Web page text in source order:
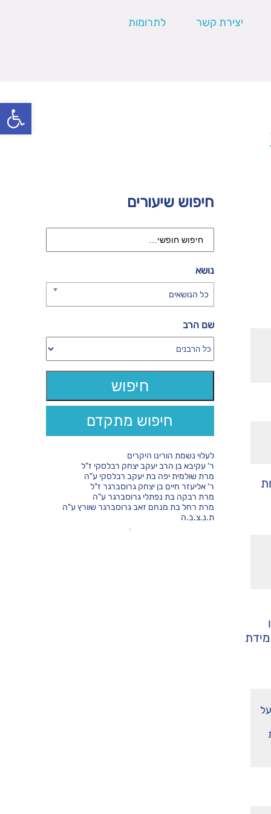
פתח
יצירת קשר לתרומות
חיפוש שיעורים
נושא
כל הנושאים
שם הרב
חיפוש מתקדם
לעלוי נשמת הורינו היקרים
ר' עקיבא בן הרב יעקב יצחק רבלסקי ז"ל
מרת שולמית יפה בת יעקב רבלסקי ע"ה
ר' אליעזר חיים בן יצחק גרוסברגר ז"ל
מרת רבקה בת נפתלי גרוסברגר ע"ה
מרת רחל בת מנחם זאב גרוסברגר שוורץ ע"ה
ת.נ.צ.ב.ה